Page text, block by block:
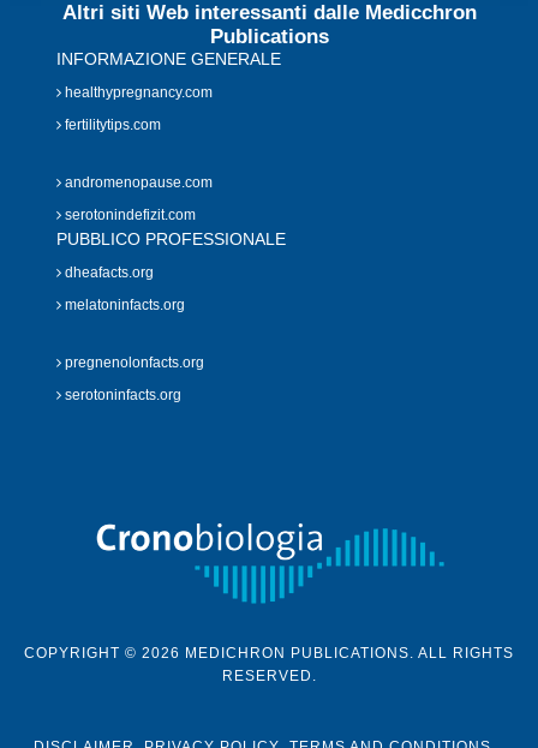
Altri siti Web interessanti dalle Medicchron
Publications
INFORMAZIONE GENERALE
healthypregnancy.com
fertilitytips.com
andromenopause.com
serotonindefizit.com
PUBBLICO PROFESSIONALE
dheafacts.org
melatoninfacts.org
pregnenolonfacts.org
serotoninfacts.org
COPYRIGHT © 2026 MEDICHRON PUBLICATIONS. ALL RIGHTS
RESERVED.